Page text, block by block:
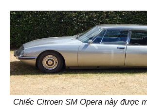
Chiếc Citroen SM Opera này được